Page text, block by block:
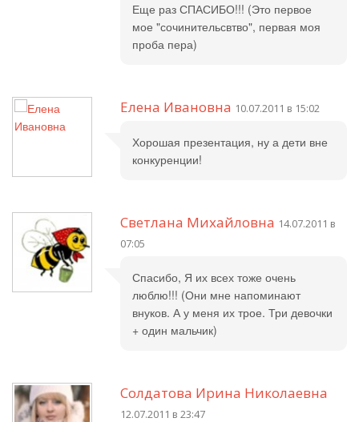
Еще раз СПАСИБО!!! (Это первое
мое "сочинительсвтво", первая моя
проба пера)
Елена Ивановна 10.07.2011 в 15:02
Хорошая презентация, ну а дети вне
конкуренции!
Светлана Михайловна 14.07.2011 в
07:05
Спасибо, Я их всех тоже очень
люблю!!! (Они мне напоминают
внуков. А у меня их трое. Три девочки
+ один мальчик)
Солдатова Ирина Николаевна
12.07.2011 в 23:47